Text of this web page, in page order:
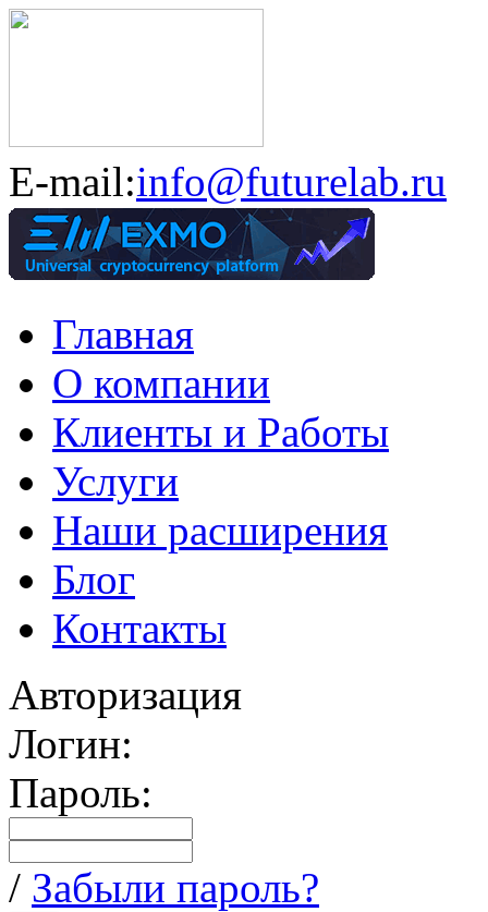
E-mail:info@futurelab.ru
Главная
О компании
Клиенты и Работы
Услуги
Наши расширения
Блог
Контакты
Авторизация
Логин:
Пароль:
/ Забыли пароль?